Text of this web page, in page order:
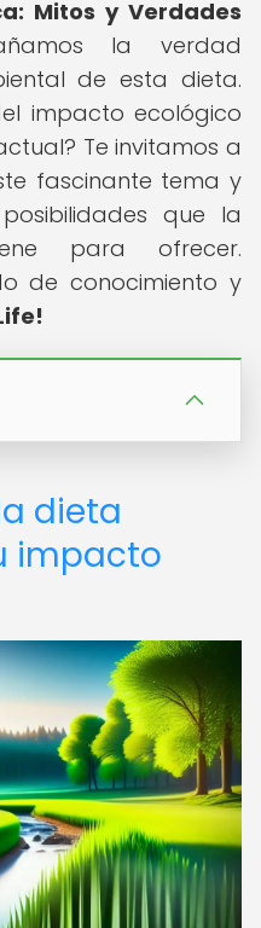
Mitos y Verdades
la verdad
de esta dieta.
impacto ecológico
Te invitamos a
fascinante tema y
que la
para ofrecer.
de conocimiento y
dieta
impacto